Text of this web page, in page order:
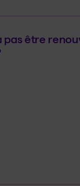
être